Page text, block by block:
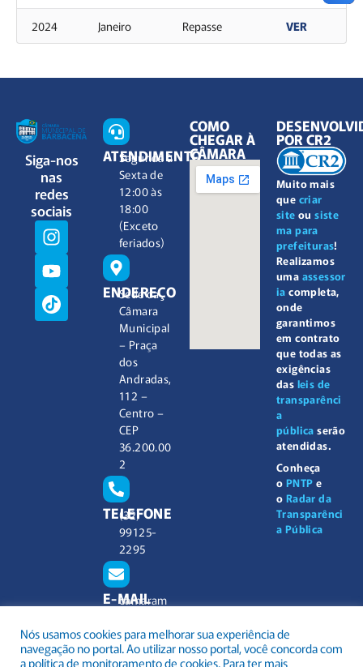
2024 Janeiro Repasse VER
Siga-nos
nas
redes
sociais
ATENDIMENTO
Segunda à
Sexta de
12:00 às
18:00
(Exceto
feriados)
ENDEREÇO
Sede da
Câmara
Municipal
– Praça
dos
Andradas,
112 –
Centro –
CEP
36.200.00
2
TELEFONE
(32)
99125-
2295
E-MAIL
camaram
barbacen
a.mg.gov.
COMO
CHEGAR À
CÂMARA
Muito mais
que criar
site ousiste
ma para
prefeituras!
Realizamos
uma assessor
ia completa,
onde
garantimos
em contrato
que todas as
exigências
das leis de
transparênci
a
pública serão
atendidas.
Conheça
o PNTP e
o Radar da
Transparênci
a Pública
POR CR2
Nós usamos cookies para melhorar sua experiência de
navegação no portal. Ao utilizar nosso portal, você concorda com
a política de monitoramento de cookies. Para ter mais